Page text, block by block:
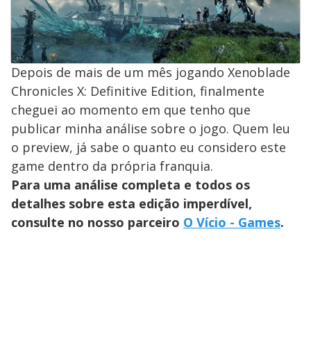
Depois de mais de um mês jogando Xenoblade
Chronicles X: Definitive Edition, finalmente
cheguei ao momento em que tenho que
publicar minha análise sobre o jogo. Quem leu
o preview, já sabe o quanto eu considero este
game dentro da própria franquia.
Para uma análise completa e todos os
detalhes sobre esta edição imperdível,
consulte no nosso parceiro O Vício - Games.